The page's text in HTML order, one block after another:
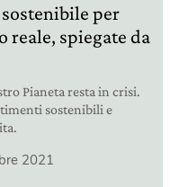
per
reale, spiegate da
Pianeta resta in crisi.
sostenibili e
2021